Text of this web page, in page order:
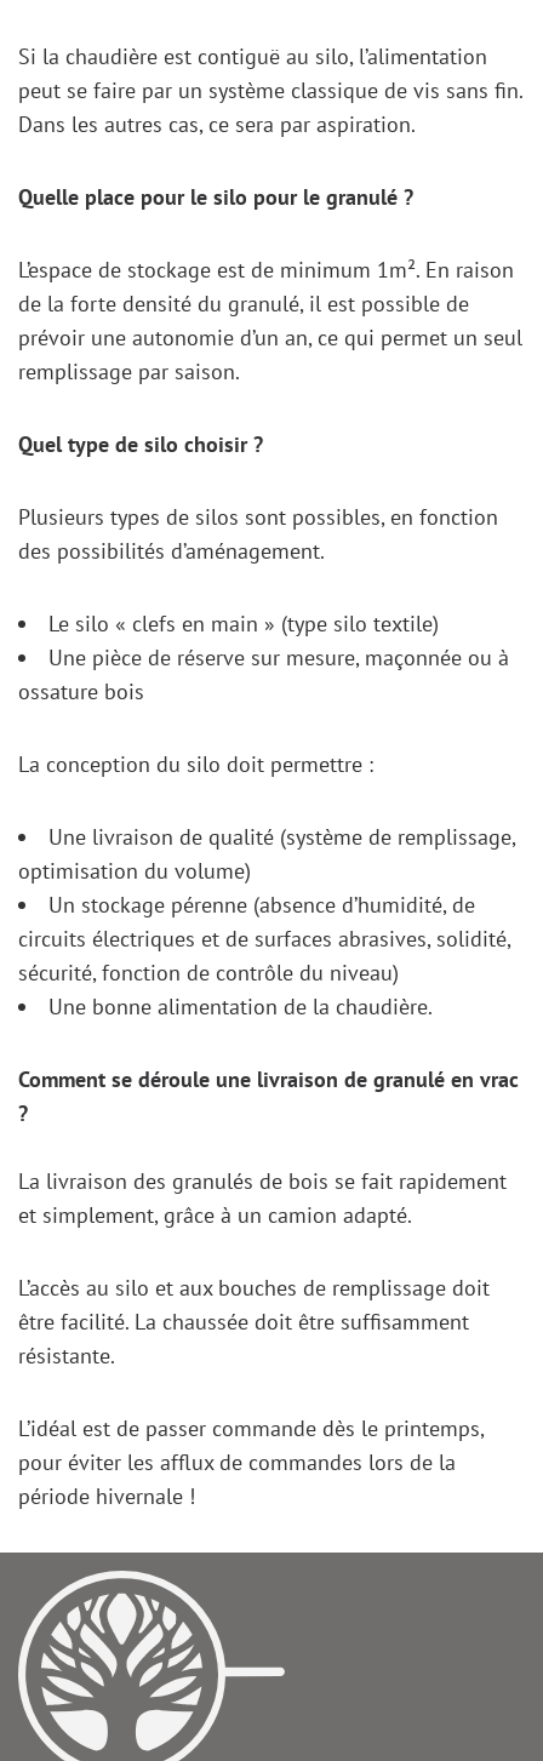
Si la chaudière est contiguë au silo, l’alimentation
peut se faire par un système classique de vis sans fin.
Dans les autres cas, ce sera par aspiration.
Quelle place pour le silo pour le granulé ?
L’espace de stockage est de minimum 1m². En raison
de la forte densité du granulé, il est possible de
prévoir une autonomie d’un an, ce qui permet un seul
remplissage par saison.
Quel type de silo choisir ?
Plusieurs types de silos sont possibles, en fonction
des possibilités d’aménagement.
Le silo « clefs en main » (type silo textile)
Une pièce de réserve sur mesure, maçonnée ou à
ossature bois
La conception du silo doit permettre :
Une livraison de qualité (système de remplissage,
optimisation du volume)
Un stockage pérenne (absence d’humidité, de
circuits électriques et de surfaces abrasives, solidité,
sécurité, fonction de contrôle du niveau)
Une bonne alimentation de la chaudière.
Comment se déroule une livraison de granulé en vrac
?
La livraison des granulés de bois se fait rapidement
et simplement, grâce à un camion adapté.
L’accès au silo et aux bouches de remplissage doit
être facilité. La chaussée doit être suffisamment
résistante.
L’idéal est de passer commande dès le printemps,
pour éviter les afflux de commandes lors de la
période hivernale !